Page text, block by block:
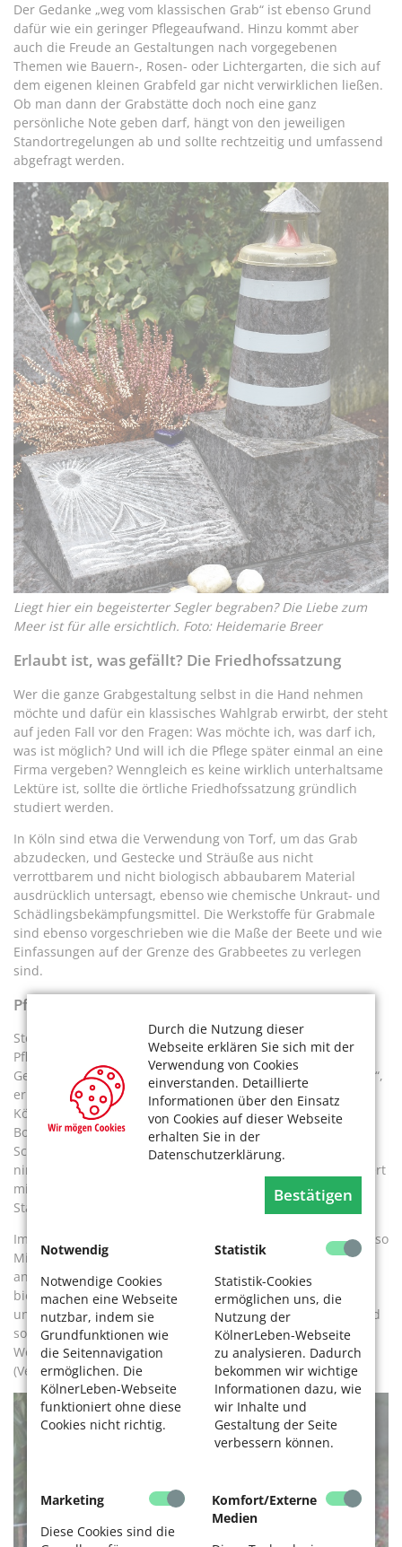
Durch die Nutzung dieser
Webseite erklären Sie sich mit der
Verwendung von Cookies
einverstanden. Detaillierte
Informationen über den Einsatz
von Cookies auf dieser Webseite
erhalten Sie in der
Datenschutzerklärung.
Bestätigen
Notwendig
Notwendige Cookies
machen eine Webseite
nutzbar, indem sie
Grundfunktionen wie
die Seitennavigation
ermöglichen. Die
KölnerLeben-Webseite
funktioniert ohne diese
Cookies nicht richtig.
Statistik
Statistik-Cookies
ermöglichen uns, die
Nutzung der
KölnerLeben-Webseite
zu analysieren. Dadurch
bekommen wir wichtige
Informationen dazu, wie
wir Inhalte und
Gestaltung der Seite
verbessern können.
Marketing
Diese Cookies sind die
Komfort/Externe
Medien
Der Gedanke „weg vom klassischen Grab“ ist ebenso Grund
dafür wie ein geringer Pflegeaufwand. Hinzu kommt aber
auch die Freude an Gestaltungen nach vorgegebenen
Themen wie Bauern-, Rosen- oder Lichtergarten, die sich auf
dem eigenen kleinen Grabfeld gar nicht verwirklichen ließen.
Ob man dann der Grabstätte doch noch eine ganz
persönliche Note geben darf, hängt von den jeweiligen
Standortregelungen ab und sollte rechtzeitig und umfassend
abgefragt werden.
Liegt hier ein begeisterter Segler begraben? Die Liebe zum
Meer ist für alle ersichtlich. Foto: Heidemarie Breer
Erlaubt ist, was gefällt? Die Friedhofssatzung
Wer die ganze Grabgestaltung selbst in die Hand nehmen
möchte und dafür ein klassisches Wahlgrab erwirbt, der steht
auf jeden Fall vor den Fragen: Was möchte ich, was darf ich,
was ist möglich? Und will ich die Pflege später einmal an eine
Firma vergeben? Wenngleich es keine wirklich unterhaltsame
Lektüre ist, sollte die örtliche Friedhofssatzung gründlich
studiert werden.
In Köln sind etwa die Verwendung von Torf, um das Grab
abzudecken, und Gestecke und Sträuße aus nicht
verrottbarem und nicht biologisch abbaubarem Material
ausdrücklich untersagt, ebenso wie chemische Unkraut- und
Schädlingsbekämpfungsmittel. Die Werkstoffe für Grabmale
sind ebenso vorgeschrieben wie die Maße der Beete und wie
Einfassungen auf der Grenze des Grabbeetes zu verlegen
sind.
Pflanzen, Kies und Schotter
Stehen Stein und Grabeinfassung, kann man mit der
Pflanzenauswahl beginnen. „Wichtig für die gärtnerische
Gestaltung ist es, die Bedingungen am Standort abzufragen“,
erläutert Lutz Pakendorf vom Vorstand der Genossenschaft
Kölner Friedhofsgärtner. Entscheidend sind Licht- und
Bodenverhältnisse: Liegt das Grab in der Sonne oder im
Schatten, ist ein Baum in der Nähe, wie ist das Erdreich,
nimmt es genug Wasser auf? Welche Bepflanzung harmoniert
mit dem Grabstein? „Gräser waren früher selten, auch
Stauden hat man kaum gehabt“, erläutert Pakendorf.
Im Trend lägen derzeit bunt durchmischte Strukturbeete, also
Mischbepflanzungen, „als ob man einen kleinen Garten
anlegt, maximale Vielfalt auf kleiner Fläche“. An
bienenfreundliche Pflanzen dächten die Leute heute mehr
und klimabedingt an sukkulente Pflanzen, Durstkünstler und
solche, die an heiß-trockenes Klima angepasst sind: etwa
Wollgarbe (Achillea), Kugelblume (Globularia), Ehrenpreis
(Veronika) und Thymian.